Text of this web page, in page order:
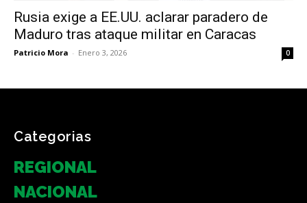
Rusia exige a EE.UU. aclarar paradero de
Maduro tras ataque militar en Caracas
Patricio Mora - Enero 3, 2026 0
Categorias
REGIONAL
NACIONAL